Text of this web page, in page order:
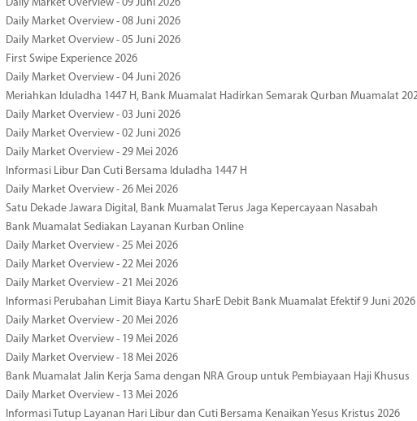
Daily Market Overview - 09 Juni 2026
Daily Market Overview - 08 Juni 2026
Daily Market Overview - 05 Juni 2026
First Swipe Experience 2026
Daily Market Overview - 04 Juni 2026
Meriahkan Iduladha 1447 H, Bank Muamalat Hadirkan Semarak Qurban Muamalat
Daily Market Overview - 03 Juni 2026
Daily Market Overview - 02 Juni 2026
Daily Market Overview - 29 Mei 2026
Informasi Libur Dan Cuti Bersama Iduladha 1447 H
Daily Market Overview - 26 Mei 2026
Satu Dekade Jawara Digital, Bank Muamalat Terus Jaga Kepercayaan Nasabah
Bank Muamalat Sediakan Layanan Kurban Online
Daily Market Overview - 25 Mei 2026
Daily Market Overview - 22 Mei 2026
Daily Market Overview - 21 Mei 2026
Informasi Perubahan Limit Biaya Kartu SharE Debit Bank Muamalat Efektif 9 Juni 2026
Daily Market Overview - 20 Mei 2026
Daily Market Overview - 19 Mei 2026
Daily Market Overview - 18 Mei 2026
Bank Muamalat Jalin Kerja Sama dengan NRA Group untuk Pembiayaan Haji Khusus
Daily Market Overview - 13 Mei 2026
Informasi Tutup Layanan Hari Libur dan Cuti Bersama Kenaikan Yesus Kristus 2026